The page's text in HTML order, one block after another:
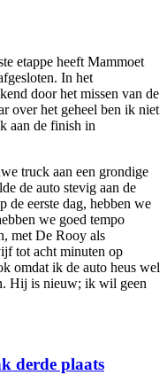
etappe heeft Mammoet
In het
door het missen van de
over het geheel ben ik niet
aan de finish in
truck aan een grondige
de auto stevig aan de
de eerste dag, hebben we
we goed tempo
met De Rooy als
tot acht minuten op
omdat ik de auto heus wel
Hij is nieuw; ik wil geen
derde plaats